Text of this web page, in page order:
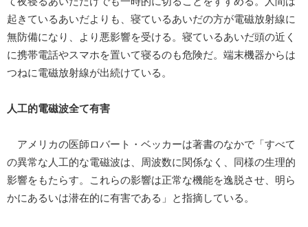
起きているあいだよりも、寝ているあいだの方が電磁放射線に
無防備になり、より悪影響を受ける。寝ているあいだ頭の近く
に携帯電話やスマホを置いて寝るのも危険だ。端末機器からは
つねに電磁放射線が出続けている。
人工的電磁波全て有害
アメリカの医師ロバート・ベッカーは著書のなかで「すべて
の異常な人工的な電磁波は、周波数に関係なく、同様の生理的
影響をもたらす。これらの影響は正常な機能を逸脱させ、明ら
かにあるいは潜在的に有害である」と指摘している。